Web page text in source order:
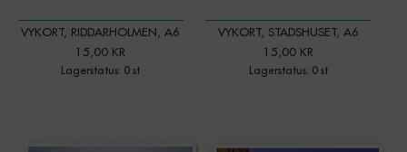
VYKORT, RIDDARHOLMEN, A6
15,00 KR
Lagerstatus: 0 st
VYKORT, STADSHUSET, A6
15,00 KR
Lagerstatus: 0 st